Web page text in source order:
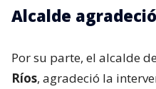
Alcalde
Por su parte, el alcalde
Ríos, agradeció la